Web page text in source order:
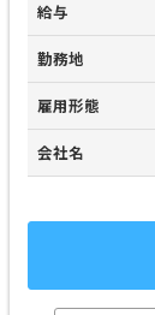
給与
勤務地
雇用形態
会社名